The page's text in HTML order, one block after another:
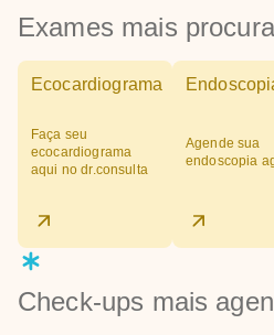
Exames mais
Ecocardiograma
Faça seu
ecocardiograma
aqui no dr.consulta
Agende sua
endoscopia
Check-ups mais